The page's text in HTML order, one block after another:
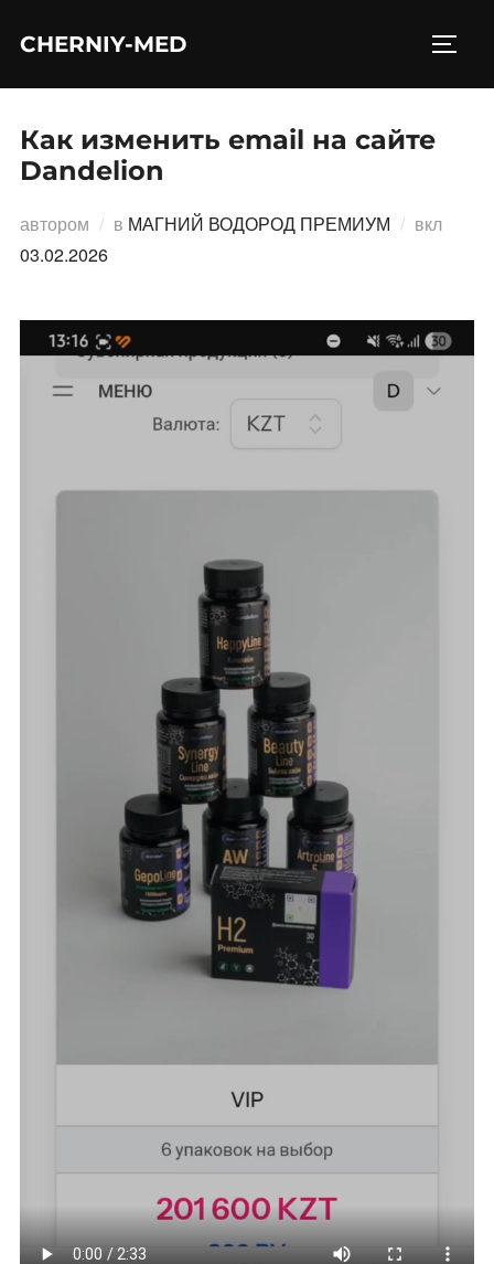
CHERNIY-MED
Как изменить email на сайте
Dandelion
автором в МАГНИЙ ВОДОРОД ПРЕМИУМ вкл
03.02.2026